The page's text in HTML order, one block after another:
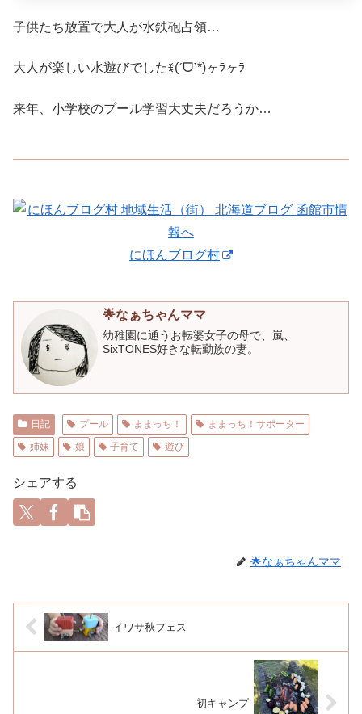
子供たち放置で大人が水鉄砲占領…
大人が楽しい水遊びでしたꉂ(ˊᗜˋ*)ヶﾗヶﾗ
来年、小学校のプール学習大丈夫だろうか…
にほんブログ村
🌟なぁちゃんママ
幼稚園に通うお転婆女子の母で、嵐、
SixTONES好きな転勤族の妻。
日記 プール ままっち！
ままっち！サポーター
姉妹
娘 子育て 遊び
シェアする
🌟なぁちゃんママ
イワサ秋フェス
初キャンプ